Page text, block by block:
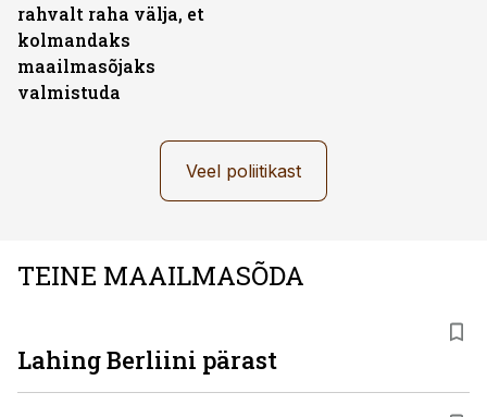
rahvalt raha välja, et
kolmandaks
maailmasõjaks
valmistuda
Veel poliitikast
TEINE MAAILMASÕDA
Lahing Berliini pärast